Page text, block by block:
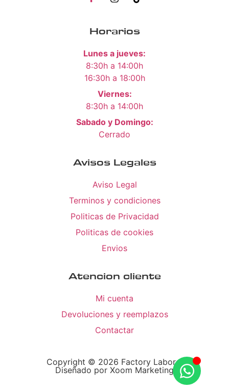
Horarios
Lunes a jueves:
8:30h a 14:00h
16:30h a 18:00h
Viernes:
8:30h a 14:00h
Sabado y Domingo:
Cerrado
Avisos Legales
Aviso Legal
Terminos y condiciones
Politicas de Privacidad
Politicas de cookies
Envios
Atencion cliente
Mi cuenta
Devoluciones y reemplazos
Contactar
Copyright © 2026 Factory Laboral
Diseñado por Xoom Marketing